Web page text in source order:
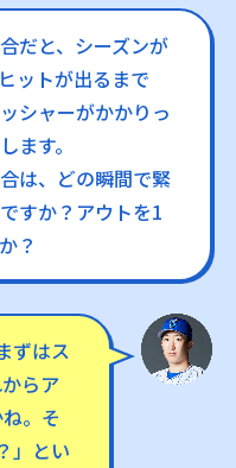
だと、シーズンが
ットが出るまで
シャーがかかりっ
ます。
は、どの瞬間で緊
すか？アウトを1
？
ずはス
らア
。そ
」とい